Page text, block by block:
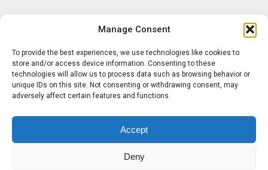
Manage Consent
To provide the best experiences, we use technologies like cookies to
store and/or access device information. Consenting to these
technologies will allow us to process data such as browsing behavior or
unique IDs on this site. Not consenting or withdrawing consent, may
adversely affect certain features and functions.
Accept
Deny